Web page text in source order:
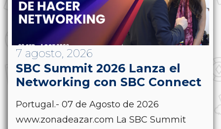
7 agosto, 2026
SBC Summit 2026 Lanza el
Networking con SBC Connect
Portugal.- 07 de Agosto de 2026
www.zonadeazar.com La SBC Summit